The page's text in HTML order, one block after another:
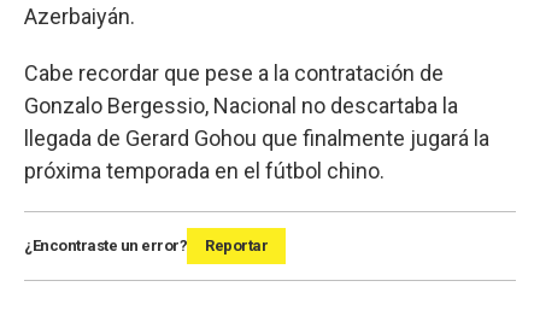
Azerbaiyán.
Cabe recordar que pese a la contratación de
Gonzalo Bergessio, Nacional no descartaba la
llegada de Gerard Gohou que finalmente jugará la
próxima temporada en el fútbol chino.
¿Encontraste un error? Reportar